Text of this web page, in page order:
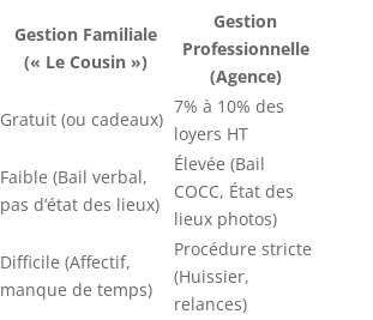
Gestion Familiale
(« Le Cousin »)
Gestion
Professionnelle
(Agence)
Gratuit (ou cadeaux)
7% à 10% des
loyers HT
Faible (Bail verbal,
pas d’état des lieux)
Élevée (Bail
COCC, État des
lieux photos)
Difficile (Affectif,
manque de temps)
Procédure stricte
(Huissier,
relances)